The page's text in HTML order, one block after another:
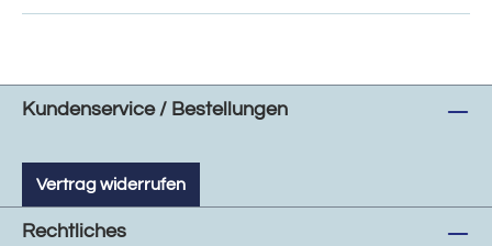
Kundenservice / Bestellungen
Vertrag widerrufen
Rechtliches